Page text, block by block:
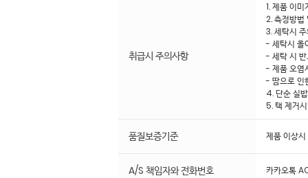
취급시 주의사항
1. 제품 이
2. 측정방법
3. 세탁시
- 세탁시 올
- 세탁 시 반
- 제품 오염
- 땀으로 인
4. 단순 실
5. 택 제거
품질보증기준 제품 이상
A/S 책임자와 전화번호 카카오톡